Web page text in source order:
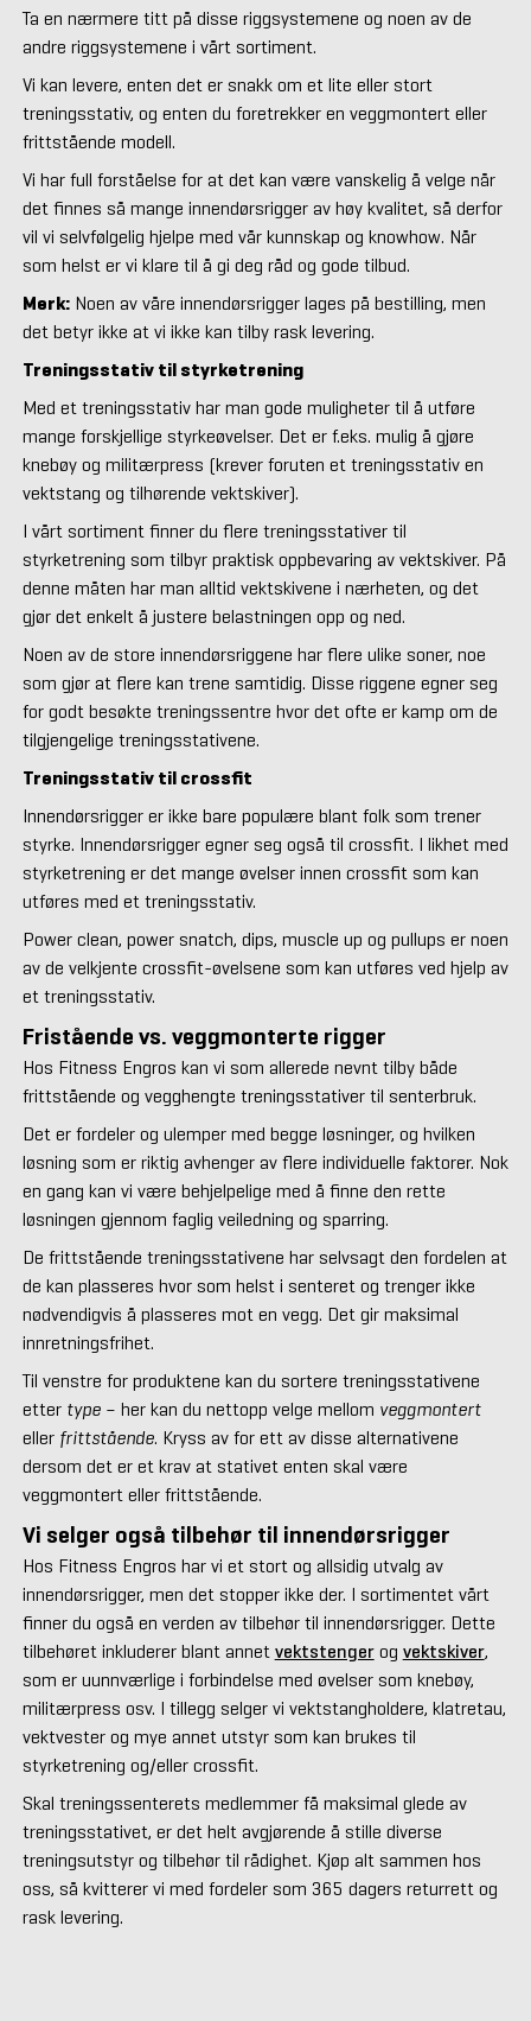
Ta en nærmere titt på disse riggsystemene og noen av de
andre riggsystemene i vårt sortiment.
Vi kan levere, enten det er snakk om et lite eller stort
treningsstativ, og enten du foretrekker en veggmontert eller
frittstående modell.
Vi har full forståelse for at det kan være vanskelig å velge når
det finnes så mange innendørsrigger av høy kvalitet, så derfor
vil vi selvfølgelig hjelpe med vår kunnskap og knowhow. Når
som helst er vi klare til å gi deg råd og gode tilbud.
Merk:Noen av våre innendørsrigger lages på bestilling, men
det betyr ikke at vi ikke kan tilby rask levering.
Treningsstativ til styrketrening
Med et treningsstativ har man gode muligheter til å utføre
mange forskjellige styrkeøvelser. Det er f.eks. mulig å gjøre
knebøy og militærpress (krever foruten et treningsstativ en
vektstang og tilhørende vektskiver).
I vårt sortiment finner du flere treningsstativer til
styrketrening som tilbyr praktisk oppbevaring av vektskiver. På
denne måten har man alltid vektskivene i nærheten, og det
gjør det enkelt å justere belastningen opp og ned.
Noen av de store innendørsriggene har flere ulike soner, noe
som gjør at flere kan trene samtidig. Disse riggene egner seg
for godt besøkte treningssentre hvor det ofte er kamp om de
tilgjengelige treningsstativene.
Treningsstativ til crossfit
Innendørsrigger er ikke bare populære blant folk som trener
styrke. Innendørsrigger egner seg også til crossfit. I likhet med
styrketrening er det mange øvelser innen crossfit som kan
utføres med et treningsstativ.
Power clean, power snatch, dips, muscle up og pullups er noen
av de velkjente crossfit-øvelsene som kan utføres ved hjelp av
et treningsstativ.
Fristående vs. veggmonterte rigger
Hos Fitness Engros kan vi som allerede nevnt tilby både
frittstående og vegghengte treningsstativer til senterbruk.
Det er fordeler og ulemper med begge løsninger, og hvilken
løsning som er riktig avhenger av flere individuelle faktorer. Nok
en gang kan vi være behjelpelige med å finne den rette
løsningen gjennom faglig veiledning og sparring.
De frittstående treningsstativene har selvsagt den fordelen at
de kan plasseres hvor som helst i senteret og trenger ikke
nødvendigvis å plasseres mot en vegg. Det gir maksimal
innretningsfrihet.
Til venstre for produktene kan du sortere treningsstativene
etter type– her kan du nettopp velge mellom veggmontert
eller frittstående. Kryss av for ett av disse alternativene
dersom det er et krav at stativet enten skal være
veggmontert eller frittstående.
Vi selger også tilbehør til innendørsrigger
Hos Fitness Engros har vi et stort og allsidig utvalg av
innendørsrigger, men det stopper ikke der. I sortimentet vårt
finner du også en verden av tilbehør til innendørsrigger. Dette
tilbehøret inkluderer blant annet vektstengerog vektskiver,
som er uunnværlige i forbindelse med øvelser som knebøy,
militærpress osv. I tillegg selger vi vektstangholdere, klatretau,
vektvester og mye annet utstyr som kan brukes til
styrketrening og/eller crossfit.
Skal treningssenterets medlemmer få maksimal glede av
treningsstativet, er det helt avgjørende å stille diverse
treningsutstyr og tilbehør til rådighet. Kjøp alt sammen hos
oss, så kvitterer vi med fordeler som 365 dagers returrett og
rask levering.